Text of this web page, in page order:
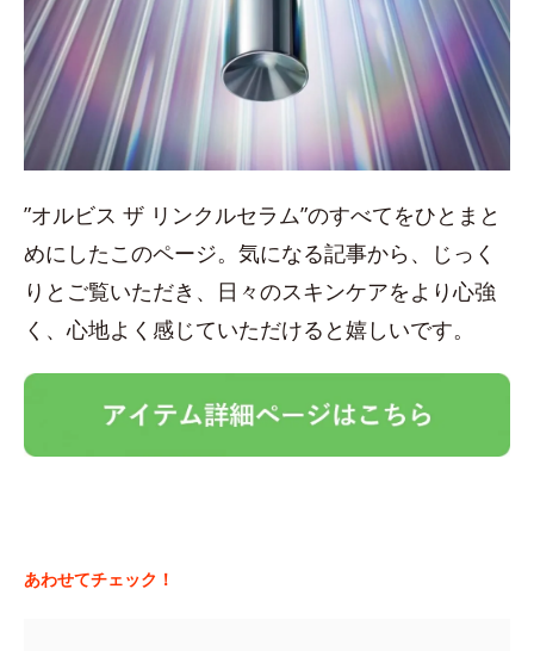
”オルビス ザ リンクルセラム”のすべてをひとまと
めにしたこのページ。気になる記事から、じっく
りとご覧いただき、日々のスキンケアをより心強
く、心地よく感じていただけると嬉しいです。
あわせてチェック！